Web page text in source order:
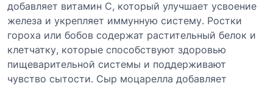
добавляет витамин C, который улучшает усвоение
железа и укрепляет иммунную систему. Ростки
гороха или бобов содержат растительный белок и
клетчатку, которые способствуют здоровью
пищеварительной системы и поддерживают
чувство сытости. Сыр моцарелла добавляет